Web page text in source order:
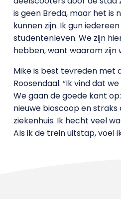
is geen Breda, maar het is
kunnen zijn. Ik gun
studentenleven. We zijn
hebben, want waarom zijn
Mike is best tevreden met
Roosendaal. “Ik vind dat
We gaan de goede kant
nieuwe bioscoop en straks
ziekenhuis. Ik hecht veel
Als ik de trein uitstap, voel